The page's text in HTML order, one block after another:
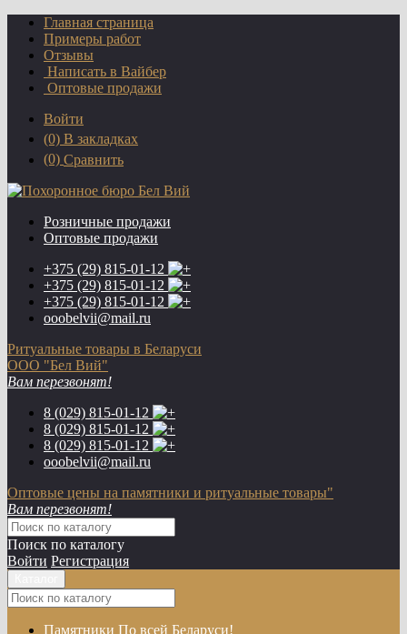
Главная страница
Примеры работ
Отзывы
Написать в Вайбер
Оптовые продажи
Войти
(0) В закладках
(0) Сравнить
Розничные продажи
Оптовые продажи
+375 (29) 815-01-12
+375 (29) 815-01-12
+375 (29) 815-01-12
ooobelvii@mail.ru
Ритуальные товары в Беларуси
ООО "Бел Вий"
Вам перезвонят!
8 (029) 815-01-12
8 (029) 815-01-12
8 (029) 815-01-12
ooobelvii@mail.ru
Оптовые цены на памятники и ритуальные товары"
Вам перезвонят!
Поиск по каталогу
Войти Регистрация
Памятники По всей Беларуси!